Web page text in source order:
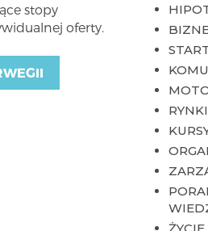
stopy
oferty.